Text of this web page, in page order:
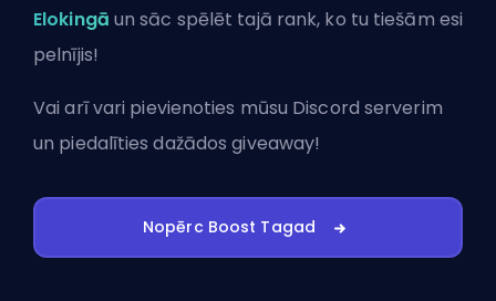
Elokingā un sāc spēlēt tajā rank, ko tu tiešām esi
pelnījis!
Vai arī vari pievienoties mūsu Discord serverim
un piedalīties dažādos giveaway!
Nopērc Boost Tagad